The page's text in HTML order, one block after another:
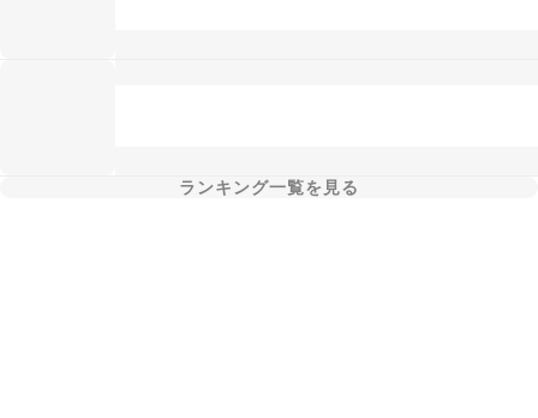
ランキング一覧を見る